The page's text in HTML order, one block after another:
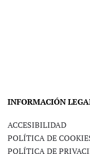
INFORMACIÓN
ACCESIBILIDAD
POLÍTICA DE
POLÍTICA DE